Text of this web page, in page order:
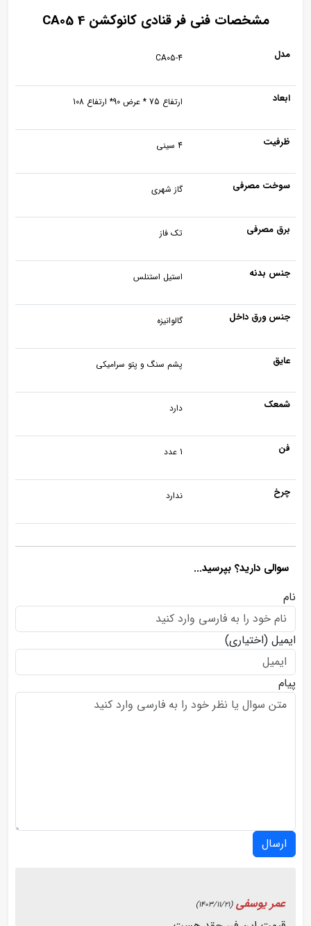
مشخصات فنی فر قنادی کانوکشن CA05 4
مدل CA05-4
ابعاد ارتفاع 75 * عرض 90* ارتفاع 108
ظرفیت 4 سینی
سوخت مصرفی گاز شهری
برق مصرفی تک فاز
جنس بدنه استیل استنلس
جنس ورق داخل گالوانیزه
عایق پشم سنگ و پتو سرامیکی
شمعک دارد
فن 1 عدد
چرخ ندارد
سوالی دارید؟ بپرسید...
نام
ایمیل (اختیاری)
پیام
ارسال
عمر یوسفی(1403/11/21)